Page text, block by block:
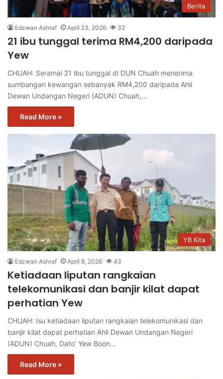
Berita
Edzwan Ashraf April 23, 2026 32
21 ibu tunggal terima RM4,200 daripada
Yew
CHUAH: Seramai 21 ibu tunggal di DUN Chuah menerima
sumbangan kewangan sebanyak RM4,200 daripada Ahli
Dewan Undangan Negeri (ADUN) Chuah,…
Read More »
YB Kita
Edzwan Ashraf April 8, 2026 43
Ketiadaan liputan rangkaian
telekomunikasi dan banjir kilat dapat
perhatian Yew
CHUAH: Isu ketiadaan liputan rangkaian telekomunikasi dan
banjir kilat dapat perhatian Ahli Dewan Undangan Negeri
(ADUN) Chuah, Dato’ Yew Boon…
Read More »